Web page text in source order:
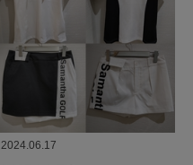
2024.06.17